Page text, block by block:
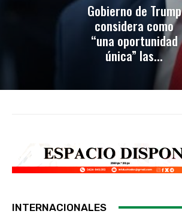
Gobierno de Trump
considera como
“una oportunidad
única” las...
INTERNACIONALES